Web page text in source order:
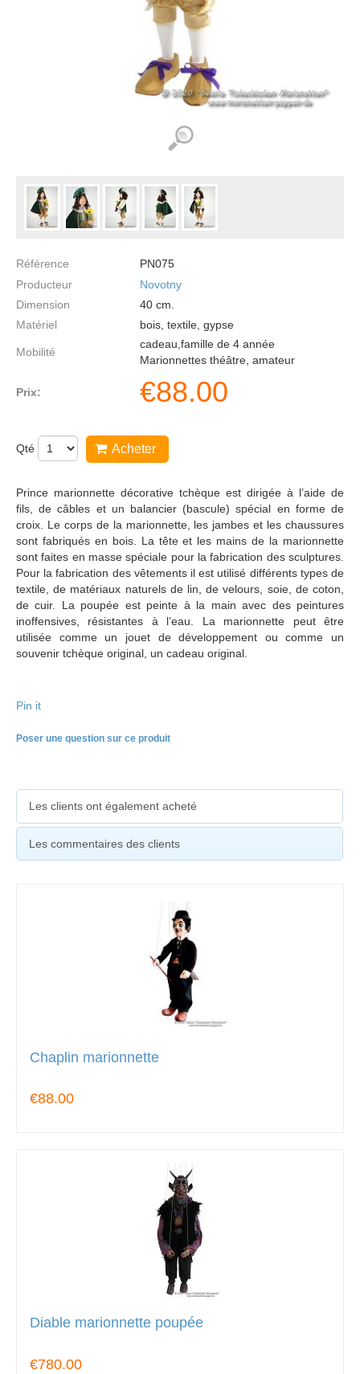
Référence
PN075
Producteur
Novotny
Dimension
40 cm.
Matériel
bois, textile, gypse
Mobilité
cadeau,famille de 4 année
Marionnettes théâtre, amateur
Prix: €88.00
Qté Acheter
Prince marionnette décorative tchèque est dirigée à l’aide de
fils, de câbles et un balancier (bascule) spécial en forme de
croix. Le corps de la marionnette, les jambes et les chaussures
sont fabriqués en bois. La tête et les mains de la marionnette
sont faites en masse spéciale pour la fabrication des sculptures.
Pour la fabrication des vêtements il est utilisé différents types de
textile, de matériaux naturels de lin, de velours, soie, de coton,
de cuir. La poupée est peinte à la main avec des peintures
inoffensives, résistantes à l’eau. La marionnette peut être
utilisée comme un jouet de développement ou comme un
souvenir tchèque original, un cadeau original.
Pin it
Poser une question sur ce produit
Les clients ont également acheté
Les commentaires des clients
Chaplin marionnette
€88.00
Diable marionnette poupée
€780.00